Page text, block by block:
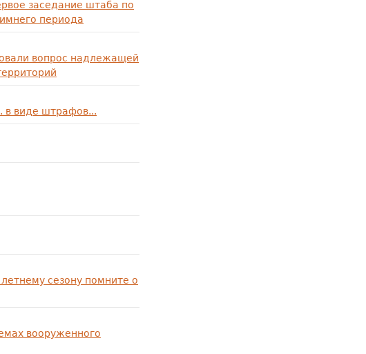
заседание штаба по
периода
вопрос надлежащей
в виде штрафов...
сезону помните о
вооруженного